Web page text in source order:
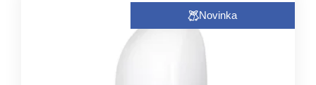
Novinka